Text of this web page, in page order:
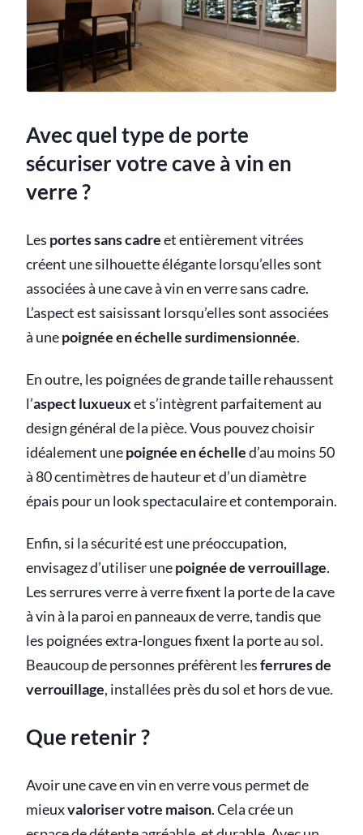
Avec quel type de porte
sécuriser votre cave à vin en
verre ?
Les portes sans cadreet entièrement vitrées
créent une silhouette élégante lorsqu’elles sont
associées à une cave à vin en verre sans cadre.
L’aspect est saisissant lorsqu’elles sont associées
à unepoignée en échelle surdimensionnée.
En outre, les poignées de grande taille rehaussent
l’aspect luxueuxet s’intègrent parfaitement au
design général de la pièce. Vous pouvez choisir
idéalement unepoignée en échelled’au moins 50
à 80 centimètres de hauteur et d’un diamètre
épais pour un look spectaculaire et contemporain.
Enfin, si la sécurité est une préoccupation,
envisagez d’utiliser unepoignée de verrouillage.
Les serrures verre à verre fixent la porte de la cave
à vin à la paroi en panneaux de verre, tandis que
les poignées extra-longues fixent la porte au sol.
Beaucoup de personnes préfèrent lesferrures de
verrouillage, installées près du sol et hors de vue.
Que retenir ?
Avoir une cave en vin en verre vous permet de
mieuxvaloriser votre maison. Cela crée un